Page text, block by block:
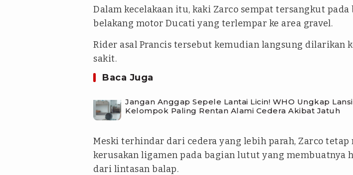
Dalam kecelakaan itu, kaki Zarco sempat tersangkut pada
belakang motor Ducati yang terlempar ke area gravel.
Rider asal Prancis tersebut kemudian langsung dilarikan
sakit.
Baca Juga
Jangan Anggap Sepele Lantai Licin! WHO Ungkap
Kelompok Paling Rentan Alami Cedera Akibat Jatuh
Meski terhindar dari cedera yang lebih parah, Zarco tetap
kerusakan ligamen pada bagian lutut yang membuatnya
dari lintasan balap.